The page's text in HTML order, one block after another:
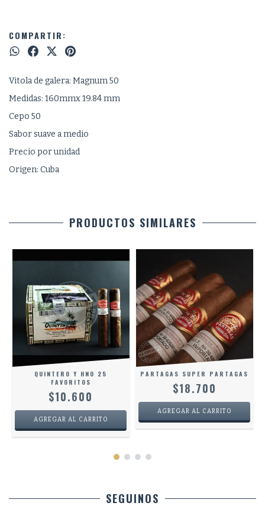
COMPARTIR:
Vitola de galera: Magnum 50
Medidas: 160mmx 19.84 mm
Cepo 50
Sabor suave a medio
Precio por unidad
Origen: Cuba
PRODUCTOS SIMILARES
QUINTERO Y HNO 25
FAVORITOS
$10.600
PARTAGAS SUPER PARTAGAS
$18.700
SEGUINOS